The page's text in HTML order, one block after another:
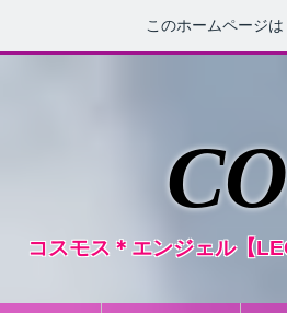
このホームページは
コスモス＊エンジェル【